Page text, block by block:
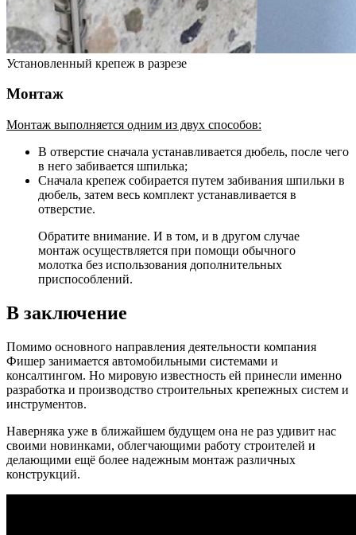
Установленный крепеж в разрезе
Монтаж
Монтаж выполняется одним из двух способов:
В отверстие сначала устанавливается дюбель, после чего
в него забивается шпилька;
Сначала крепеж собирается путем забивания шпильки в
дюбель, затем весь комплект устанавливается в
отверстие.
Обратите внимание. И в том, и в другом случае
монтаж осуществляется при помощи обычного
молотка без использования дополнительных
приспособлений.
В заключение
Помимо основного направления деятельности компания
Фишер занимается автомобильными системами и
консалтингом. Но мировую известность ей принесли именно
разработка и производство строительных крепежных систем и
инструментов.
Наверняка уже в ближайшем будущем она не раз удивит нас
своими новинками, облегчающими работу строителей и
делающими ещё более надежным монтаж различных
конструкций.